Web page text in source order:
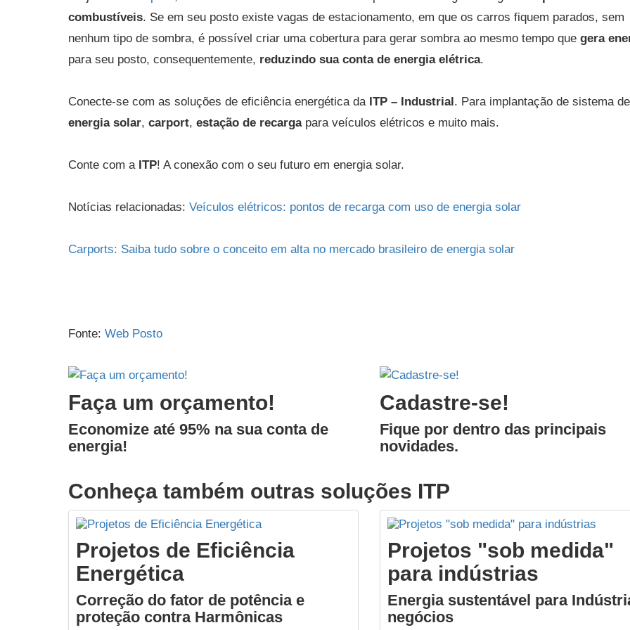
combustíveis. Se em seu posto existe vagas de estacionamento, em que os carros fiquem parados, sem
nenhum tipo de sombra, é possível criar uma cobertura para gerar sombra ao mesmo tempo que gera
para seu posto, consequentemente, reduzindo sua conta de energia elétrica.
Conecte-se com as soluções de eficiência energética da ITP – Industrial. Para implantação de sistema de
energia solar, carport, estação de recargapara veículos elétricos e muito mais.
Conte com a ITP! A conexão com o seu futuro em energia solar.
Notícias relacionadas: Veículos elétricos: pontos de recarga com uso de energia solar
Carports: Saiba tudo sobre o conceito em alta no mercado brasileiro de energia solar
Fonte: Web Posto
Faça um orçamento!
Economize até 95% na sua conta de
energia!
Cadastre-se!
Fique por dentro das principais
novidades.
Conheça também outras soluções ITP
Projetos de Eficiência
Energética
Correção do fator de potência e
proteção contra Harmônicas
Projetos "sob medida"
para indústrias
Energia sustentável para
negócios